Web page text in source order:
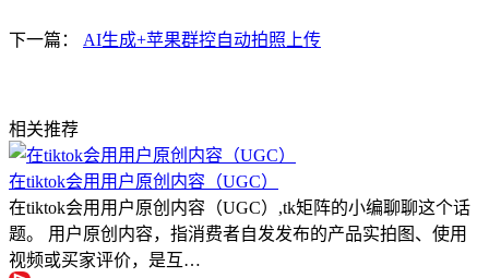
下一篇： AI生成+苹果群控自动拍照上传
相关推荐
在tiktok会用用户原创内容（UGC）
在tiktok会用用户原创内容（UGC）,tk矩阵的小编聊聊这个话
题。 用户原创内容，指消费者自发发布的产品实拍图、使用
视频或买家评价，是互…